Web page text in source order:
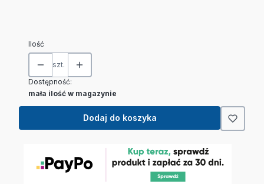
Ilość
szt.
Dostępność:
mała ilość w magazynie
Dodaj do koszyka